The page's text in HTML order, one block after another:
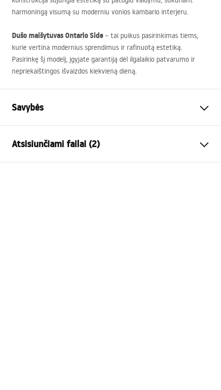
harmoningą visumą su moderniu vonios kambario interjeru.
Dušo maišytuvas Ontario Side – tai puikus pasirinkimas tiems,
kurie vertina modernius sprendimus ir rafinuotą estetiką.
Pasirinkę šį modelį, įgyjate garantiją dėl ilgalaikio patvarumo ir
nepriekaištingos išvaizdos kiekvieną dieną.
Savybės
Montavimo būdas
Spalva
Šlifuotas auksas
Atsisiunčiami failai (2)